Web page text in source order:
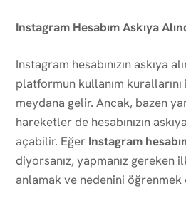
Instagram Hesabım Askıya
Instagram hesabınızın askıya
platformun kullanım
meydana gelir. Ancak, bazen
hareketler de hesabınızın
açabilir. Eğer Instagram
diyorsanız, yapmanız gereken
anlamak ve nedenini öğrenmek